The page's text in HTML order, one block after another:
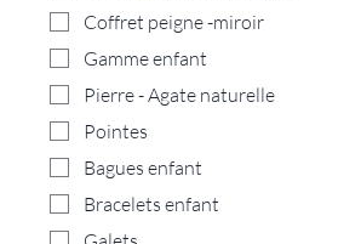
Coffret peigne -miroir
Gamme enfant
Pierre - Agate naturelle
Pointes
Bagues enfant
Bracelets enfant